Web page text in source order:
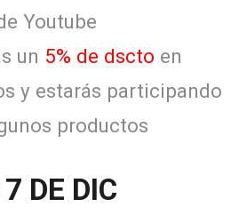
Youtube
un 5% de dscto en
y estarás participando
productos
DE DIC